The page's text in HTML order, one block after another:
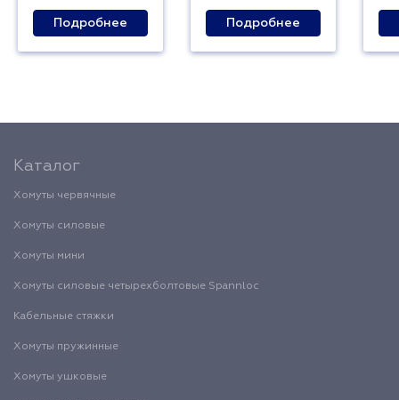
Подробнее Подробнее
Каталог
Хомуты червячные
Хомуты силовые
Хомуты мини
Хомуты силовые четырехболтовые Spannloc
Кабельные стяжки
Хомуты пружинные
Хомуты ушковые